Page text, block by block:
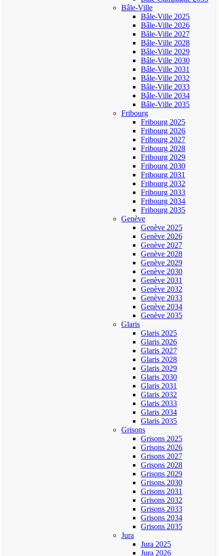
Bâle-Ville
Bâle-Ville 2025
Bâle-Ville 2026
Bâle-Ville 2027
Bâle-Ville 2028
Bâle-Ville 2029
Bâle-Ville 2030
Bâle-Ville 2031
Bâle-Ville 2032
Bâle-Ville 2033
Bâle-Ville 2034
Bâle-Ville 2035
Fribourg
Fribourg 2025
Fribourg 2026
Fribourg 2027
Fribourg 2028
Fribourg 2029
Fribourg 2030
Fribourg 2031
Fribourg 2032
Fribourg 2033
Fribourg 2034
Fribourg 2035
Genève
Genève 2025
Genève 2026
Genève 2027
Genève 2028
Genève 2029
Genève 2030
Genève 2031
Genève 2032
Genève 2033
Genève 2034
Genève 2035
Glaris
Glaris 2025
Glaris 2026
Glaris 2027
Glaris 2028
Glaris 2029
Glaris 2030
Glaris 2031
Glaris 2032
Glaris 2033
Glaris 2034
Glaris 2035
Grisons
Grisons 2025
Grisons 2026
Grisons 2027
Grisons 2028
Grisons 2029
Grisons 2030
Grisons 2031
Grisons 2032
Grisons 2033
Grisons 2034
Grisons 2035
Jura
Jura 2025
Jura 2026